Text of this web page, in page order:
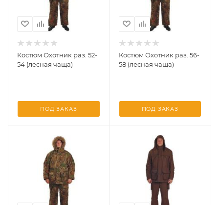
Костюм Охотник раз. 52-
54 (лесная чаща)
ПОД ЗАКАЗ
Костюм Охотник раз. 56-
58 (лесная чаща)
ПОД ЗАКАЗ